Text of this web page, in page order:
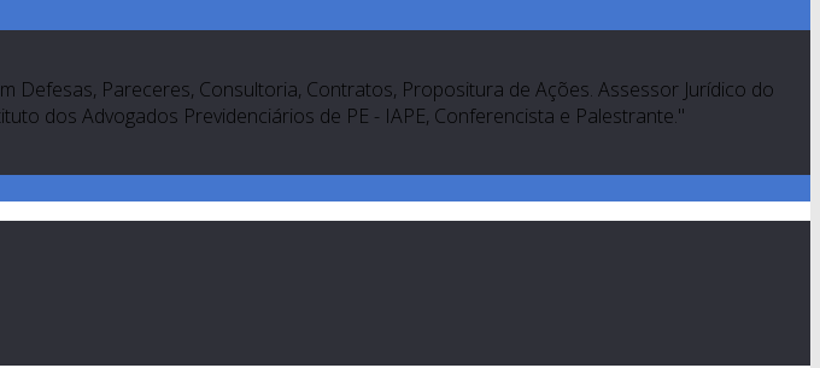
Pareceres, Consultoria, Contratos, Propositura de Ações. Assessor Jurídico do
dos Advogados Previdenciários de PE - IAPE, Conferencista e Palestrante."